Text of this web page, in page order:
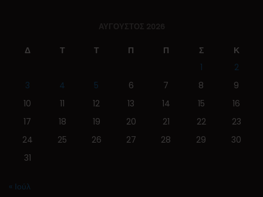
ΑΎΓΟΥΣΤΟΣ 2026
Δ Τ Τ Π Π Σ
Κ
1
2
3
4 5 6 7 8
9
10
11 12 13 14 15
16
17
18 19 20 21 22
23
24
25 26 27 28 29
30
31
« Ιούλ